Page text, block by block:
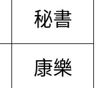
秘書
康樂